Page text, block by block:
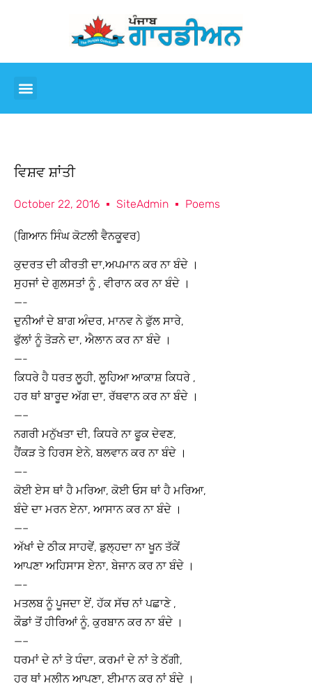
ਵਿਸ਼ਵ ਸ਼ਾਂਤੀ
October 22, 2016 SiteAdmin Poems
(ਗਿਆਨ ਸਿੰਘ ਕੋਟਲੀ ਵੈਨਕੂਵਰ)
ਕੁਦਰਤ ਦੀ ਕੀਰਤੀ ਦਾ,ਅਪਮਾਨ ਕਰ ਨਾ ਬੰਦੇ ।
ਸੁਹਜਾਂ ਦੇ ਗੁਲਸਤਾਂ ਨੂੰ , ਵੀਰਾਨ ਕਰ ਨਾ ਬੰਦੇ ।
—-
ਦੁਨੀਆਂ ਦੇ ਬਾਗ ਅੰਦਰ, ਮਾਨਵ ਨੇ ਫੁੱਲ ਸਾਰੇ,
ਫੁੱਲਾਂ ਨੂੰ ਤੋੜਨੇ ਦਾ, ਐਲਾਨ ਕਰ ਨਾ ਬੰਦੇ ।
—-
ਕਿਧਰੇ ਹੈ ਧਰਤ ਲੂਹੀ, ਲੂਹਿਆ ਆਕਾਸ਼ ਕਿਧਰੇ ,
ਹਰ ਥਾਂ ਬਾਰੂਦ ਅੱਗ ਦਾ, ਰੱਥਵਾਨ ਕਰ ਨਾ ਬੰਦੇ ।
—–
ਨਗਰੀ ਮਨੁੱਖਤਾ ਦੀ, ਕਿਧਰੇ ਨਾ ਫੂਕ ਦੇਵਣ,
ਹੈਂਕੜ ਤੇ ਹਿਰਸ ਏਨੇ, ਬਲਵਾਨ ਕਰ ਨਾ ਬੰਦੇ ।
—-
ਕੋਈ ਏਸ ਥਾਂ ਹੈ ਮਰਿਆ, ਕੋਈ ਓਸ ਥਾਂ ਹੈ ਮਰਿਆ,
ਬੰਦੇ ਦਾ ਮਰਨ ਏਨਾ, ਆਸਾਨ ਕਰ ਨਾ ਬੰਦੇ ।
—–
ਅੱਖਾਂ ਦੇ ਠੀਕ ਸਾਹਵੇਂ, ਡੁਲ੍ਹਦਾ ਨਾ ਖੂਨ ਤੱਕੇਂ
ਆਪਣਾ ਅਹਿਸਾਸ ਏਨਾ, ਬੇਜਾਨ ਕਰ ਨਾ ਬੰਦੇ ।
—-
ਮਤਲਬ ਨੂੰ ਪੂਜਦਾ ਏਂ, ਹੱਕ ਸੱਚ ਨਾਂ ਪਛਾਣੇ ,
ਕੌਡਾਂ ਤੋਂ ਹੀਰਿਆਂ ਨੂੰ, ਕੁਰਬਾਨ ਕਰ ਨਾ ਬੰਦੇ ।
—–
ਧਰਮਾਂ ਦੇ ਨਾਂ ਤੇ ਧੰਦਾ, ਕਰਮਾਂ ਦੇ ਨਾਂ ਤੇ ਠੱਗੀ,
ਹਰ ਥਾਂ ਮਲੀਨ ਆਪਣਾ, ਈਮਾਨ ਕਰ ਨਾਂ ਬੰਦੇ ।